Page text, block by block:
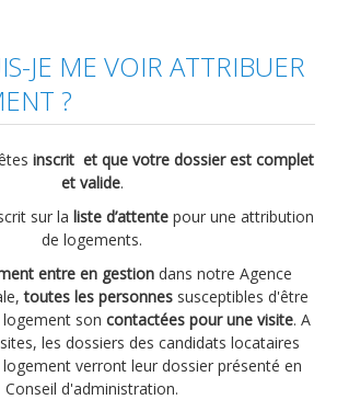
locataire...
locative
charge de ...
JE ME VOIR ATTRIBUER
?
inscrit et que votre dossier est complet
et valide.
sur la liste d’attentepour une attribution
de logements.
entre en gestion dans notre Agence
toutes les personnessusceptibles d'être
son contactées pour une visite. A
les dossiers des candidats locataires
verront leur dossier présenté en
Conseil d'administration.